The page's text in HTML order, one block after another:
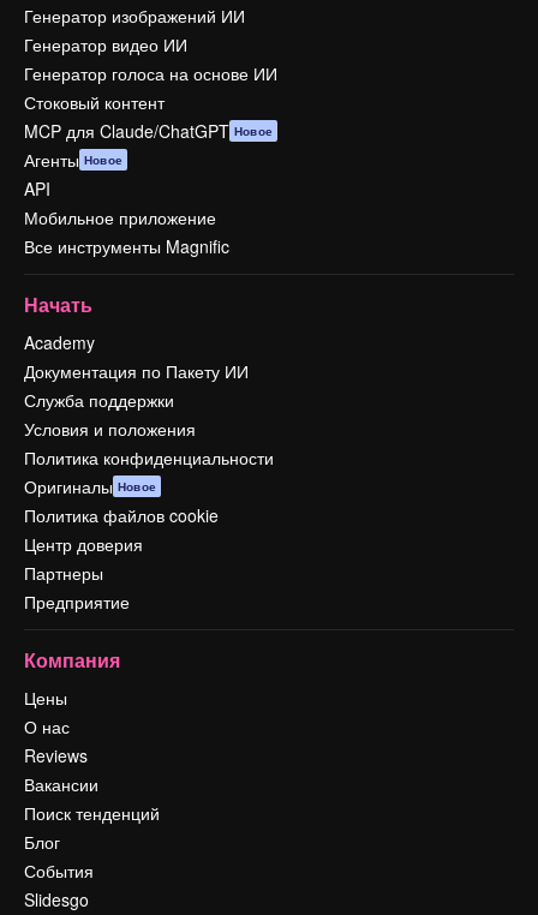
Генератор изображений ИИ
Генератор видео ИИ
Генератор голоса на основе ИИ
Стоковый контент
MCP для Claude/ChatGPT Новое
Агенты Новое
API
Мобильное приложение
Все инструменты Magnific
Начать
Academy
Документация по Пакету ИИ
Служба поддержки
Условия и положения
Политика конфиденциальности
Оригиналы Новое
Политика файлов cookie
Центр доверия
Партнеры
Предприятие
Компания
Цены
О нас
Reviews
Вакансии
Поиск тенденций
Блог
События
Slidesgo